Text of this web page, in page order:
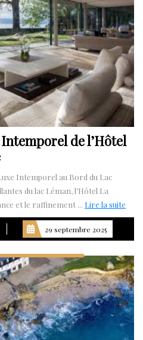
de l’Hôtel
Intemporel au Bord du Lac
du lac Léman, l’Hôtel La
et le raffinement ... Lire la suite
la
29 septembre 2025